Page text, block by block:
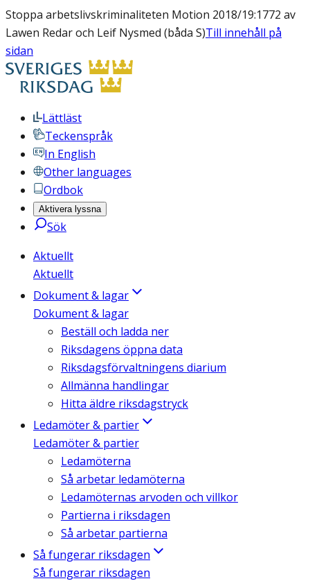
Stoppa arbetslivskriminaliteten Motion 2018/19:1772 av
Lawen Redar och Leif Nysmed (båda S)Till innehåll på
sidan
Lättläst
Teckenspråk
In English
Other languages
Ordbok
Aktivera lyssna
Sök
Aktuellt
Aktuellt
Dokument & lagar
Dokument & lagar
Beställ och ladda ner
Riksdagens öppna data
Riksdagsförvaltningens diarium
Allmänna handlingar
Hitta äldre riksdagstryck
Ledamöter & partier
Ledamöter & partier
Ledamöterna
Så arbetar ledamöterna
Ledamöternas arvoden och villkor
Partierna i riksdagen
Så arbetar partierna
Så fungerar riksdagen
Så fungerar riksdagen